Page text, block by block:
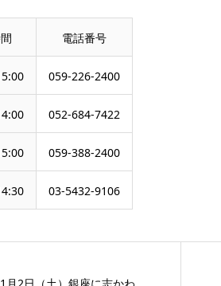
電話番号
059-226-2400
052-684-7422
059-388-2400
03-5432-9106